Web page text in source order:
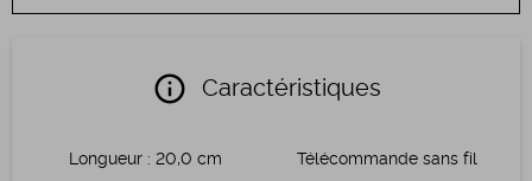
info Caractéristiques
Longueur : 20,0 cm
Télécommande sans fil